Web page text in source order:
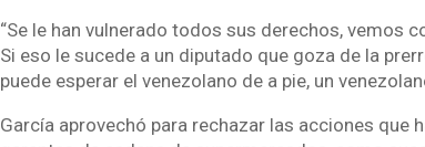
“Se le han vulnerado todos sus derechos, vemos
Si eso le sucede a un diputado que goza de la
puede esperar el venezolano de a pie, un
García aprovechó para rechazar las acciones que